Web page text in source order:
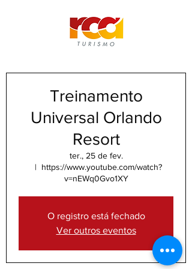
Treinamento
Universal Orlando
Resort
ter., 25 de fev.
  |
https://www.youtube.com/watch?
v=nEWq0Gvo1XY
O registro está fechado
Ver outros eventos